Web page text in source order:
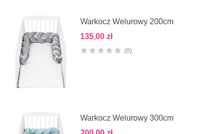
Warkocz Welurowy 200cm
135,00 zł
(0)
Warkocz Welurowy 300cm